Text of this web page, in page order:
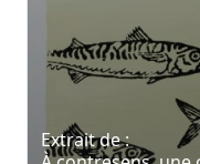
Extrait de :